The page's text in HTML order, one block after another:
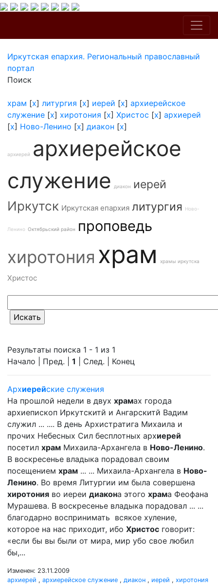
Иркутская епархия. Региональный православный
портал
Поиск
храм [x] литургия [x] иерей [x] архиерейское
служение [x] хиротония [x] Христос [x] архиерей
[x] Ново-Ленино [x] диакон [x]
архиерей
архиерейское
служение
диакон иерей
Иркутск Иркутская епархия литургия Ново-
Ленино Октябрьский район проповедь
хиротония храм храмы иркутска
Христос
Результаты поиска 1 - 1 из 1
Начало | Пред. | 1 | След. | Конец
Архиерейские служения
На прошлой недели в двух храмах города
архиепископ Иркутскитй и Ангарскитй Вадим
служил ... .... В день Архистратига Михаила и
прочих Небесных Сил бесплотных архиерей
посетил храм Михаила-Архангела в Ново-Ленино.
В воскресенье владыка порадовал своим
посещением храм ... ... Михаила-Архангела в Ново-
Ленино. Во время Литургии им была совершена
хиротония во иереи диакона этого храма Феофана
Мурашева. В воскресенье владыка порадовал ... ...
благодарно воспринимать всякое хуление,
которое на нас приходит, ибо Христос говорит:
«если бы вы были от мира, мир убо свое любил
бы,...
Изменен: 23.11.2009
архиерей , архиерейское служение , диакон , иерей , хиротония